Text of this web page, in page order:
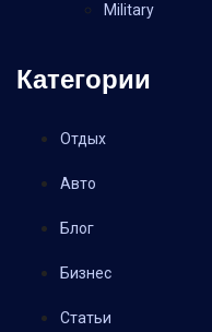
Military
Категории
Отдых
Авто
Блог
Бизнес
Статьи